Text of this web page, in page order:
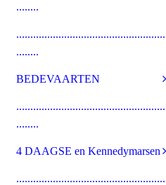
........
.....................................................
........
BEDEVAARTEN
.....................................................
........
4 DAAGSE en Kennedymarsen
.....................................................